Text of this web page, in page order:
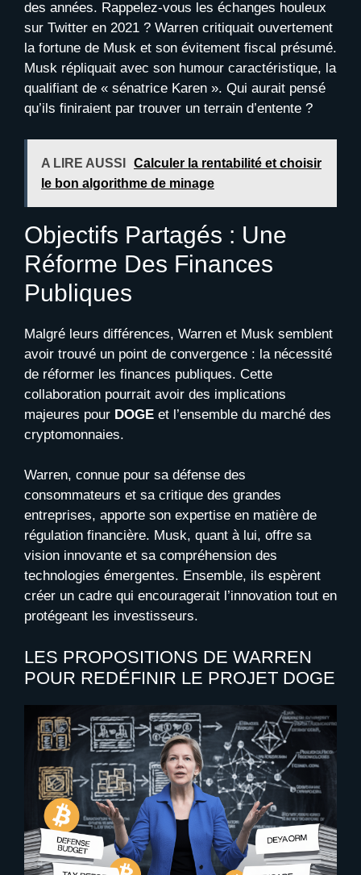
des années. Rappelez-vous les échanges houleux
sur Twitter en 2021 ? Warren critiquait ouvertement
la fortune de Musk et son évitement fiscal présumé.
Musk répliquait avec son humour caractéristique, la
qualifiant de « sénatrice Karen ». Qui aurait pensé
qu’ils finiraient par trouver un terrain d’entente ?
A LIRE AUSSI
Calculer la rentabilité et choisir
le bon algorithme de minage
Objectifs Partagés : Une
Réforme Des Finances
Publiques
Malgré leurs différences, Warren et Musk semblent
avoir trouvé un point de convergence : la nécessité
de réformer les finances publiques. Cette
collaboration pourrait avoir des implications
majeures pour DOGE et l’ensemble du marché des
cryptomonnaies.
Warren, connue pour sa défense des
consommateurs et sa critique des grandes
entreprises, apporte son expertise en matière de
régulation financière. Musk, quant à lui, offre sa
vision innovante et sa compréhension des
technologies émergentes. Ensemble, ils espèrent
créer un cadre qui encouragerait l’innovation tout en
protégeant les investisseurs.
LES PROPOSITIONS DE WARREN
POUR REDÉFINIR LE PROJET DOGE